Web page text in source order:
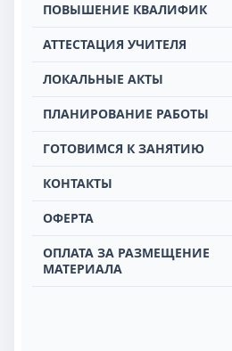
ПОВЫШЕНИЕ КВАЛИФИК
АТТЕСТАЦИЯ УЧИТЕЛЯ
ЛОКАЛЬНЫЕ АКТЫ
ПЛАНИРОВАНИЕ РАБОТЫ
ГОТОВИМСЯ К ЗАНЯТИЮ
КОНТАКТЫ
ОФЕРТА
ОПЛАТА ЗА РАЗМЕЩЕНИЕ
МАТЕРИАЛА